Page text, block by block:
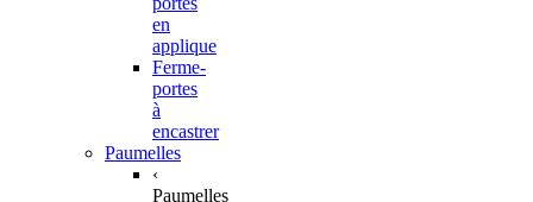
en
applique
Ferme-
portes
à
encastrer
Paumelles
‹
Paumelles